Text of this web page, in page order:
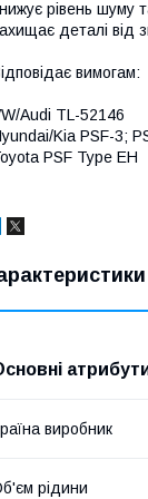
рівень шуму
деталі від
вимогам:
Audi TL-52146
Kia PSF-3;
PSF Type EH
виробник
рідини